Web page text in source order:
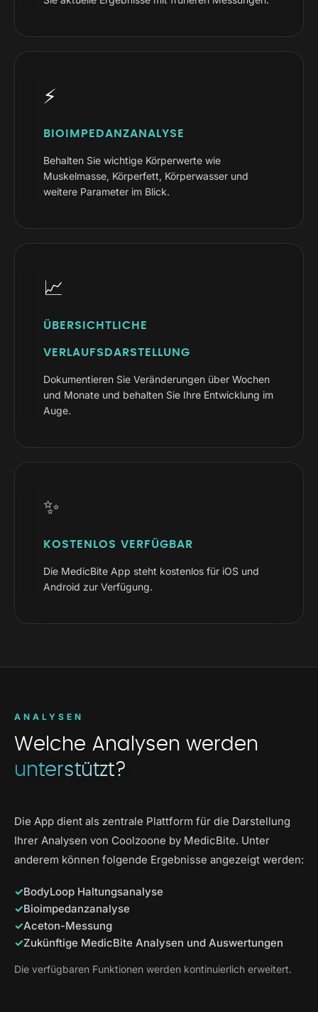
⚡
BIOIMPEDANZANALYSE
Behalten Sie wichtige Körperwerte wie
Muskelmasse, Körperfett, Körperwasser und
weitere Parameter im Blick.
📈
ÜBERSICHTLICHE
VERLAUFSDARSTELLUNG
Dokumentieren Sie Veränderungen über Wochen
und Monate und behalten Sie Ihre Entwicklung im
Auge.
✨
KOSTENLOS VERFÜGBAR
Die MedicBite App steht kostenlos für iOS und
Android zur Verfügung.
ANALYSEN
Welche Analysen werden
unterstützt?
Die App dient als zentrale Plattform für die Darstellung
Ihrer Analysen von Coolzoone by MedicBite. Unter
anderem können folgende Ergebnisse angezeigt werden:
BodyLoop Haltungsanalyse
Bioimpedanzanalyse
Aceton-Messung
Zukünftige MedicBite Analysen und Auswertungen
Die verfügbaren Funktionen werden kontinuierlich erweitert.